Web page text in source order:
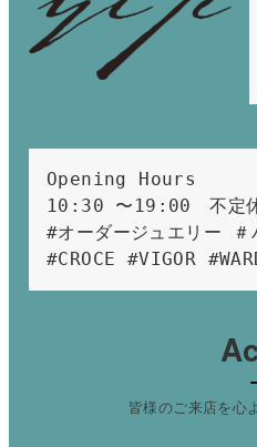
Opening Hours
10:30 〜19:00　不定
#オーダージュエリー ＃
#CROCE #VIGOR
皆様のご来店を心